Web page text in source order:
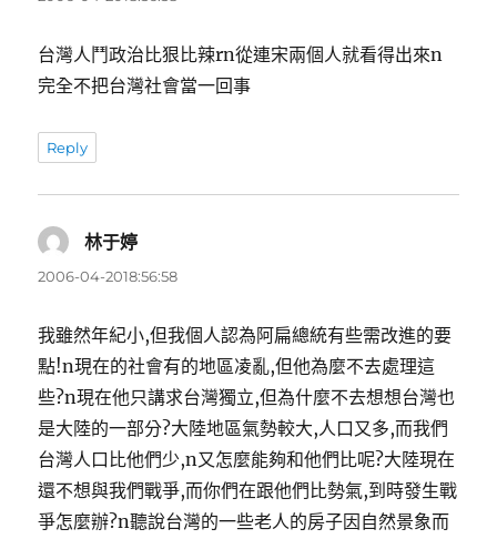
台灣人鬥政治比狠比辣rn從連宋兩個人就看得出來n
完全不把台灣社會當一回事
Reply
林于婷
示:
2006-04-2018:56:58
我雖然年紀小,但我個人認為阿扁總統有些需改進的要
點!n現在的社會有的地區凌亂,但他為麼不去處理這
些?n現在他只講求台灣獨立,但為什麼不去想想台灣也
是大陸的一部分?大陸地區氣勢較大,人口又多,而我們
台灣人口比他們少,n又怎麼能夠和他們比呢?大陸現在
還不想與我們戰爭,而你們在跟他們比勢氣,到時發生戰
爭怎麼辦?n聽說台灣的一些老人的房子因自然景象而